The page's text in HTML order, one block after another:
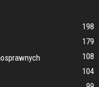
198
179
108
104